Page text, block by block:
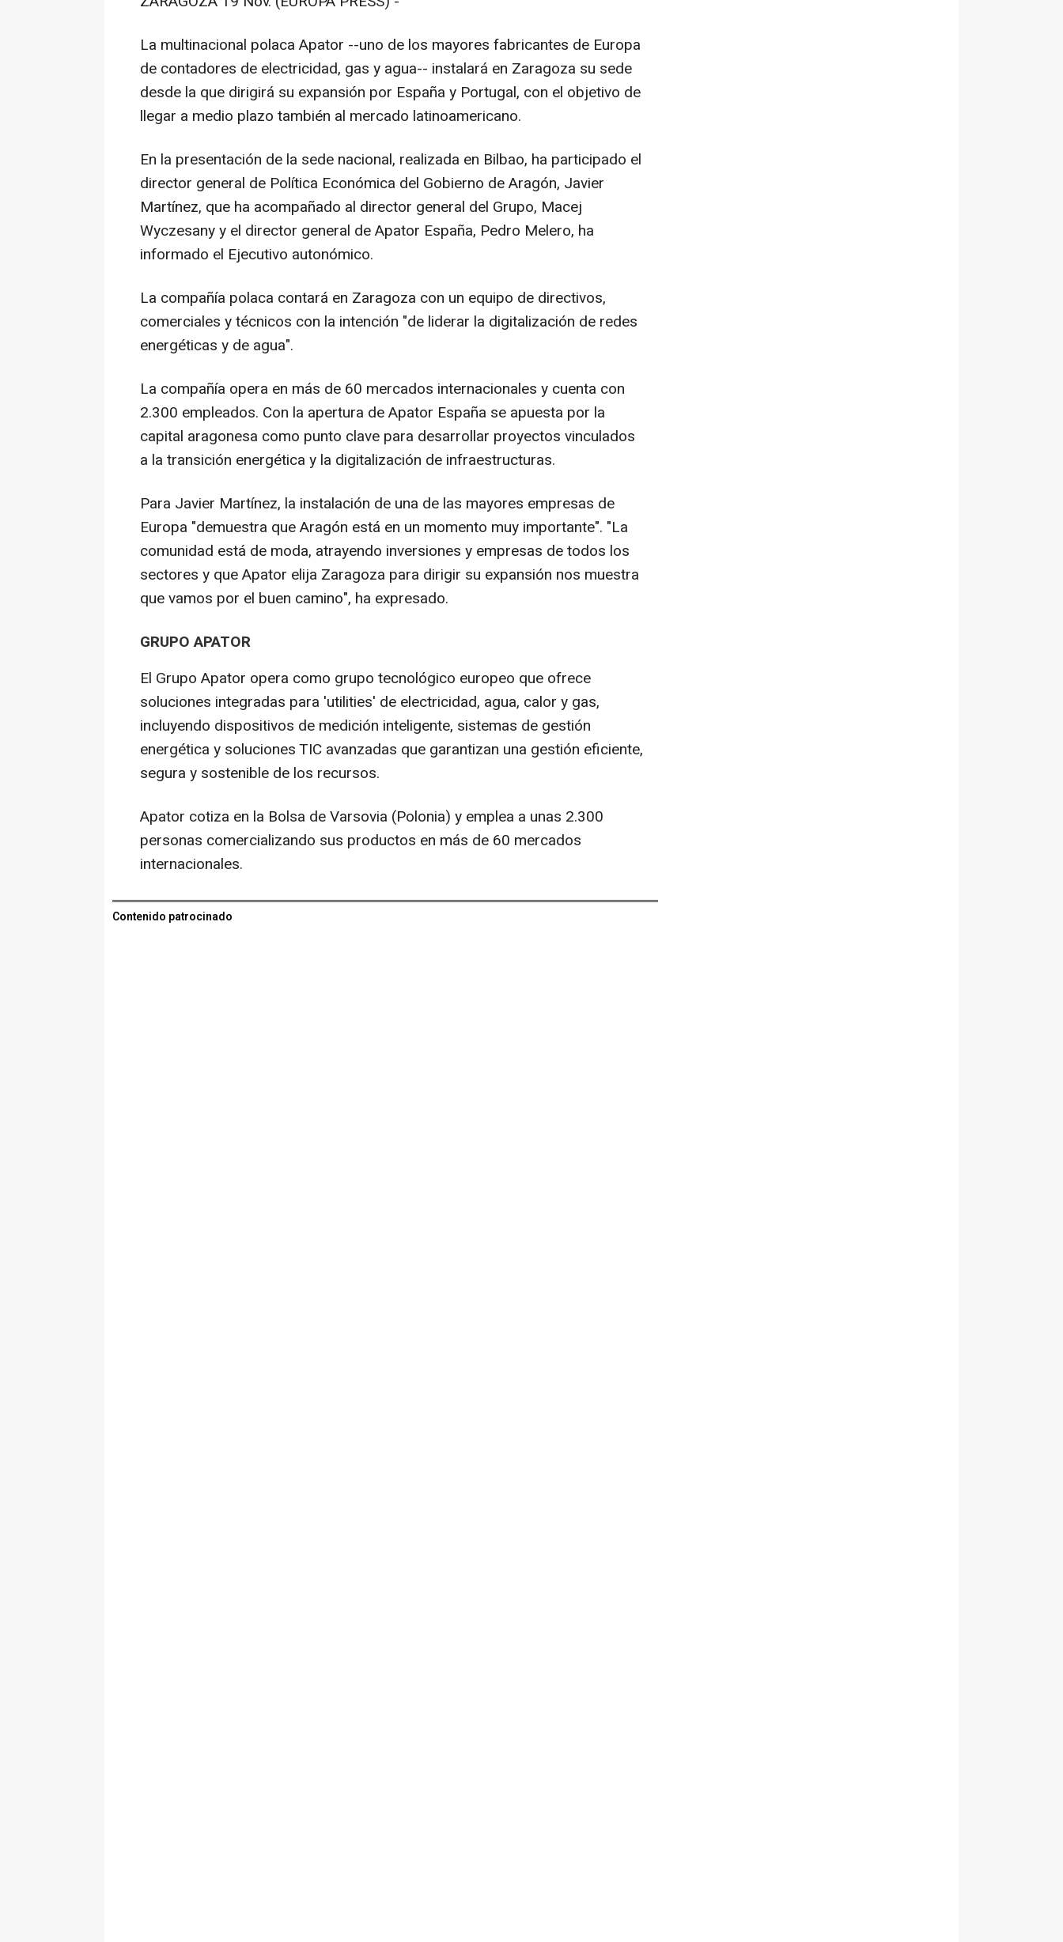
La multinacional polaca Apator --uno de los mayores fabricantes de Europa
de contadores de electricidad, gas y agua-- instalará en Zaragoza su sede
desde la que dirigirá su expansión por España y Portugal, con el objetivo de
llegar a medio plazo también al mercado latinoamericano.
En la presentación de la sede nacional, realizada en Bilbao, ha participado el
director general de Política Económica del Gobierno de Aragón, Javier
Martínez, que ha acompañado al director general del Grupo, Macej
Wyczesany y el director general de Apator España, Pedro Melero, ha
informado el Ejecutivo autonómico.
La compañía polaca contará en Zaragoza con un equipo de directivos,
comerciales y técnicos con la intención "de liderar la digitalización de redes
energéticas y de agua".
La compañía opera en más de 60 mercados internacionales y cuenta con
2.300 empleados. Con la apertura de Apator España se apuesta por la
capital aragonesa como punto clave para desarrollar proyectos vinculados
a la transición energética y la digitalización de infraestructuras.
Para Javier Martínez, la instalación de una de las mayores empresas de
Europa "demuestra que Aragón está en un momento muy importante". "La
comunidad está de moda, atrayendo inversiones y empresas de todos los
sectores y que Apator elija Zaragoza para dirigir su expansión nos muestra
que vamos por el buen camino", ha expresado.
GRUPO APATOR
El Grupo Apator opera como grupo tecnológico europeo que ofrece
soluciones integradas para 'utilities' de electricidad, agua, calor y gas,
incluyendo dispositivos de medición inteligente, sistemas de gestión
energética y soluciones TIC avanzadas que garantizan una gestión eficiente,
segura y sostenible de los recursos.
Apator cotiza en la Bolsa de Varsovia (Polonia) y emplea a unas 2.300
personas comercializando sus productos en más de 60 mercados
internacionales.
Contenido patrocinado